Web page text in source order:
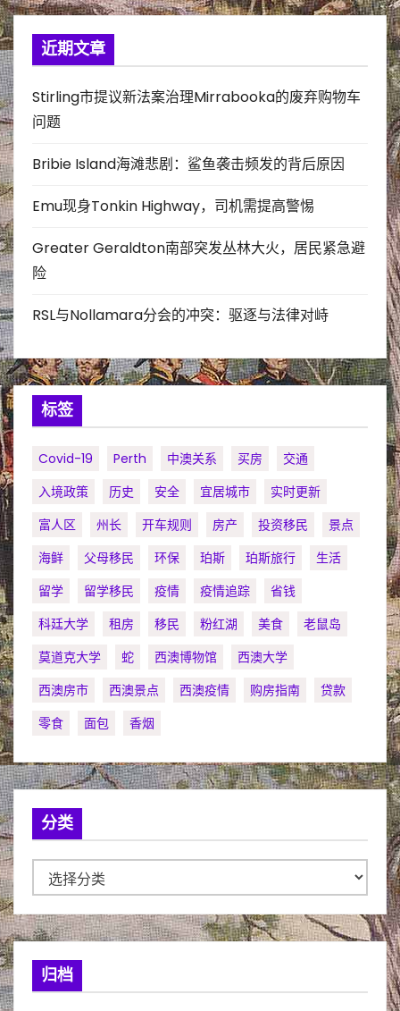
近期文章
Stirling市提议新法案治理Mirrabooka的废弃购物车
问题
Bribie Island海滩悲剧：鲨鱼袭击频发的背后原因
Emu现身Tonkin Highway，司机需提高警惕
Greater Geraldton南部突发丛林大火，居民紧急避
险
RSL与Nollamara分会的冲突：驱逐与法律对峙
标签
Covid-19 Perth 中澳关系 买房
交通
入境政策
历史 安全 宜居城市
实时更新
富人区
州长 开车规则 房产 投资移民
景点
海鲜
父母移民 环保 珀斯 珀斯旅行
生活
留学
留学移民 疫情 疫情追踪
省钱
科廷大学
租房 移民 粉红湖 美食
老鼠岛
莫道克大学
蛇 西澳博物馆
西澳大学
西澳房市
西澳景点 西澳疫情 购房指南
贷款
零食
面包 香烟
分类
类
归档